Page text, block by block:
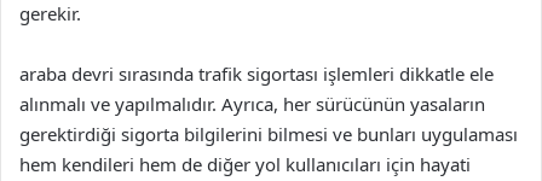
gerekir.
araba devri sırasında trafik sigortası işlemleri dikkatle ele
alınmalı ve yapılmalıdır. Ayrıca, her sürücünün yasaların
gerektirdiği sigorta bilgilerini bilmesi ve bunları uygulaması
hem kendileri hem de diğer yol kullanıcıları için hayati